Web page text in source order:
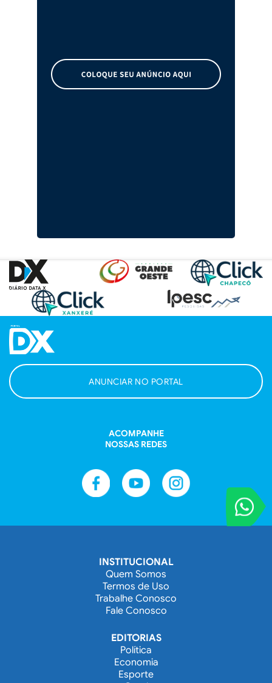
VOCÊ
Entre em
ANUNCIAR NO PORTAL
ACOMPANHE
NOSSAS REDES
INSTITUCIONAL
Quem Somos
Termos de Uso
Trabalhe Conosco
Fale Conosco
EDITORIAS
Política
Economia
Esporte